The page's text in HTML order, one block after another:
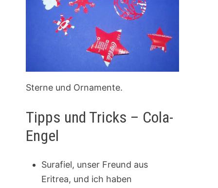
Sterne und Ornamente.
Tipps und Tricks – Cola-
Engel
Surafiel, unser Freund aus
Eritrea, und ich haben